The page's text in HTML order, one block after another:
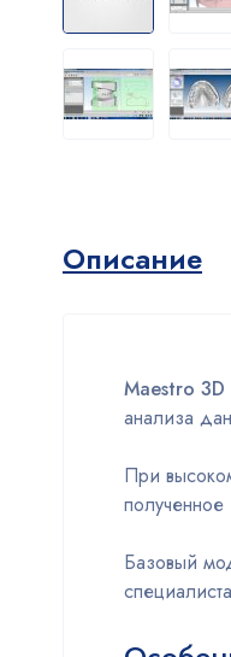
Описание
Maestro
анализа
При
Базовый